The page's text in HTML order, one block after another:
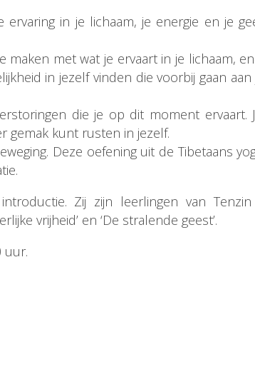
in je lichaam, je energie en je
met wat je ervaart in je lichaam,
in jezelf vinden die voorbij gaan aan
die je op dit moment ervaart.
gemak kunt rusten in jezelf.
Deze oefening uit de Tibetaans
Zij zijn leerlingen van Tenzin
vrijheid’ en ‘De stralende geest’.
uur.